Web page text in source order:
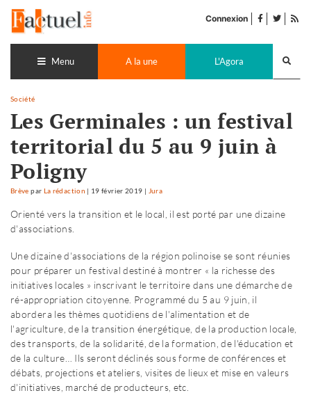
contenu
Connexion facebook
twitter
Menu A la une L'Agora
Société
Les Germinales : un festival
territorial du 5 au 9 juin à
Poligny
Brève par La rédaction | 19 février 2019 | Jura
Orienté vers la transition et le local, il est porté par une dizaine
d'associations.
Une dizaine d'associations de la région polinoise se sont réunies
pour préparer un festival destiné à montrer « la richesse des
initiatives locales » inscrivant le territoire dans une démarche de
ré-appropriation citoyenne. Programmé du 5 au 9 juin, il
abordera les thèmes quotidiens de l'alimentation et de
l'agriculture, de la transition énergétique, de la production locale,
des transports, de la solidarité, de la formation, de l'éducation et
de la culture… Ils seront déclinés sous forme de conférences et
débats, projections et ateliers, visites de lieux et mise en valeurs
d'initiatives, marché de producteurs, etc.